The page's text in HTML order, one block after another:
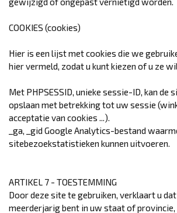
COOKIES (cookies)
Hier is een lijst met cookies die we
hier vermeld, zodat u kunt kiezen of u ze
Met PHPSESSID, unieke sessie-ID, kan de
opslaan met betrekking tot uw sessie
acceptatie van cookies ...).
_ga, _gid Google Analytics-bestand
sitebezoekstatistieken kunnen uitvoeren.
ARTIKEL 7 - TOESTEMMING
Door deze site te gebruiken, verklaart u
meerderjarig bent in uw staat of provincie,